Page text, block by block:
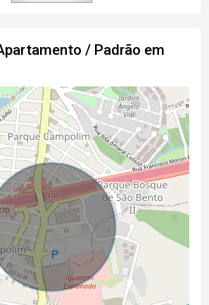
/ Padrão em